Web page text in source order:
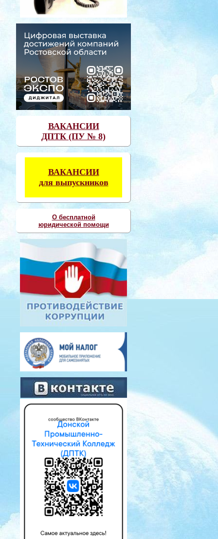
ВАКАНСИИ
ДПТК (ПУ № 8)
ВАКАНСИИ
для выпускников
О бесплатной
юридической помощи